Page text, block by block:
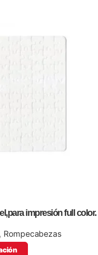
impresión full color.
, Rompecabezas